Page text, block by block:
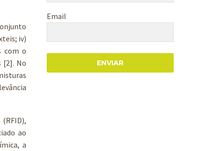
iv)
com o
[2]. No
ao
a
Email
ENVIAR